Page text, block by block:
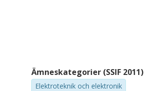
Ämneskategorier (SSIF 2011)
Elektroteknik och elektronik